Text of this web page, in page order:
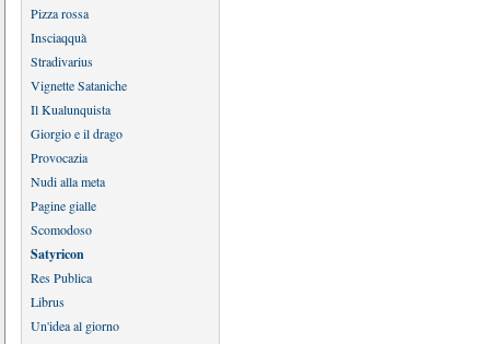
Pizza rossa
Insciaqquà
Stradivarius
Vignette Sataniche
Il Kualunquista
Giorgio e il drago
Provocazia
Nudi alla meta
Pagine gialle
Scomodoso
Satyricon
Res Publica
Librus
Un'idea al giorno